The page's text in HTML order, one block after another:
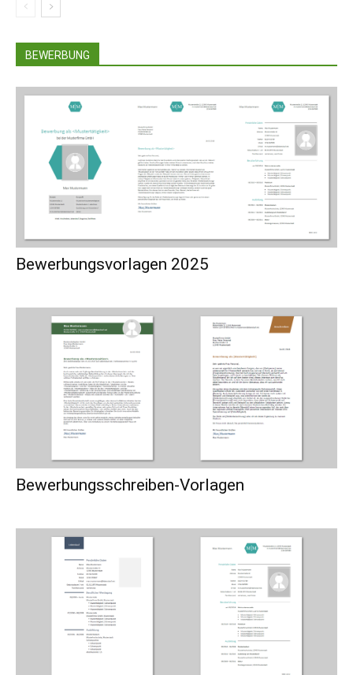
BEWERBUNG
Bewerbungsvorlagen 2025
Bewerbungsschreiben-Vorlagen